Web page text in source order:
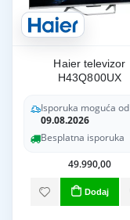
Haier televizor
H43Q800UX
Isporuka moguća od
09.08.2026
Besplatna isporuka
49.990,00
Dodaj